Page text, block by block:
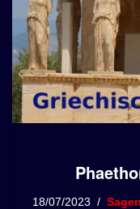
18/07/2023 Sagen